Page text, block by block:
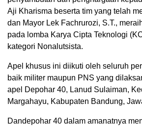
Aji Kharisma beserta tim yang telah
dan Mayor Lek Fachrurozi, S.T.,
pada lomba Karya Cipta Teknologi
kategori Nonalutsista.
Apel khusus ini diikuti oleh seluruh
baik militer maupun PNS yang
apel Depohar 40, Lanud Sulaiman,
Margahayu, Kabupaten Bandung,
Dandepohar 40 dalam amanatnya